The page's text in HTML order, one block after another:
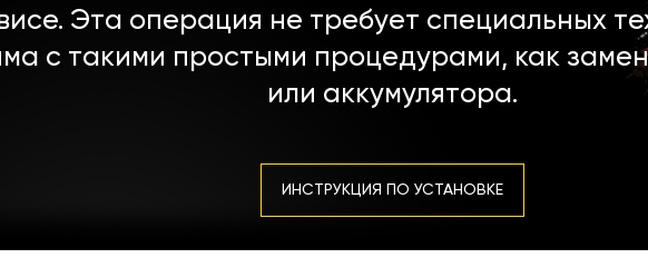
Эта операция не требует специальных
с такими простыми процедурами, как
или аккумулятора.
ИНСТРУКЦИЯ ПО УСТАНОВКЕ